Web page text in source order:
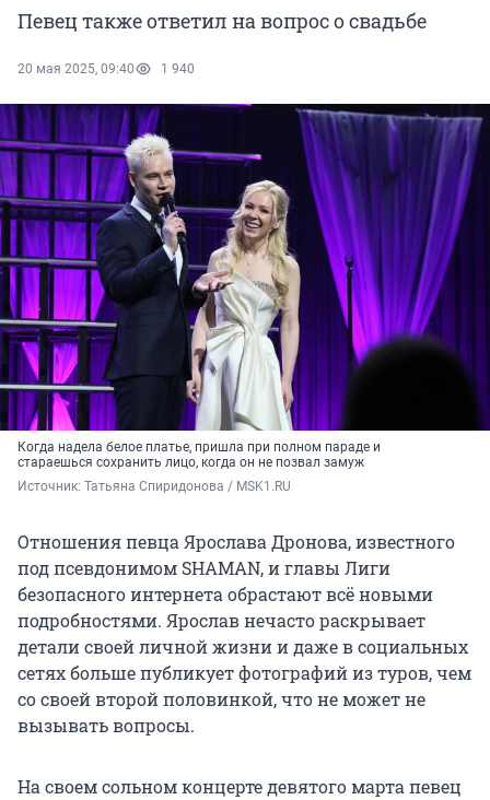
Певец также ответил на вопрос о свадьбе
20 мая 2025, 09:40 1 940
Когда надела белое платье, пришла при полном параде и
стараешься сохранить лицо, когда он не позвал замуж
Источник: Татьяна Спиридонова / MSK1.RU
Отношения певца Ярослава Дронова, известного
под псевдонимом SHAMAN, и главы Лиги
безопасного интернета обрастают всё новыми
подробностями. Ярослав нечасто раскрывает
детали своей личной жизни и даже в социальных
сетях больше публикует фотографий из туров, чем
со своей второй половинкой, что не может не
вызывать вопросы.
На своем сольном концерте девятого марта певец